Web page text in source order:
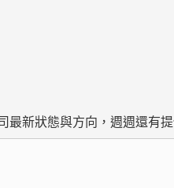
新狀態與方向，週週還有提